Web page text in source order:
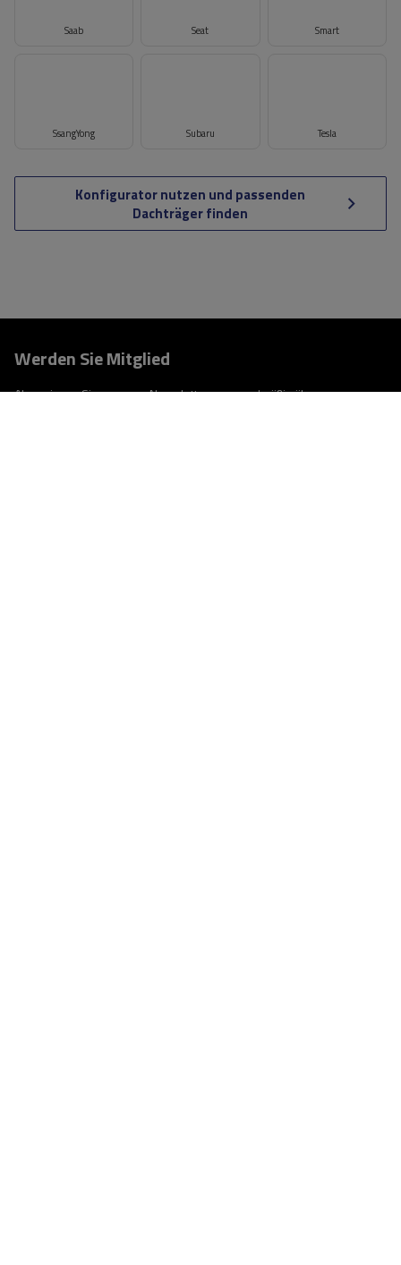
Saab Seat Smart
SsangYong Subaru Tesla
Konfigurator nutzen und passenden
Dachträger finden
Werden Sie Mitglied
Abonnieren Sie unseren Newsletter, um regelmäßig über